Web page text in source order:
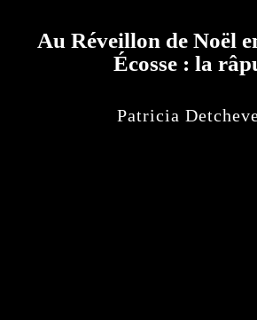
Au Réveillon de Noël
Écosse : la
Patricia